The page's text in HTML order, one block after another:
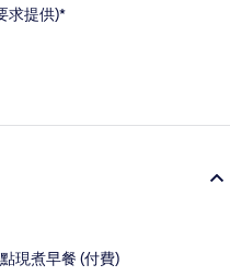
求提供)*
現煮早餐 (付費)